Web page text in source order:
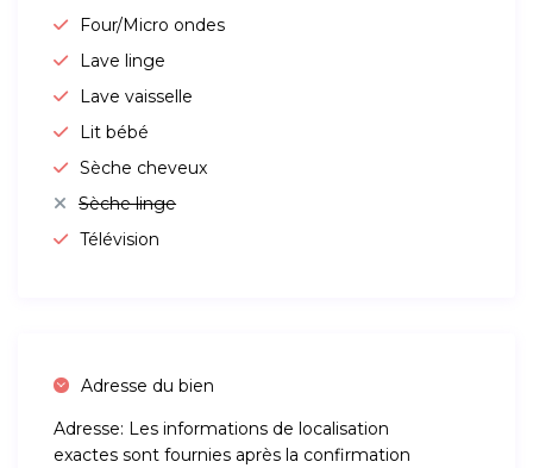
Four/Micro ondes
Lave linge
Lave vaisselle
Lit bébé
Sèche cheveux
Sèche linge
Télévision
Adresse du bien
Adresse: Les informations de localisation
exactes sont fournies après la confirmation